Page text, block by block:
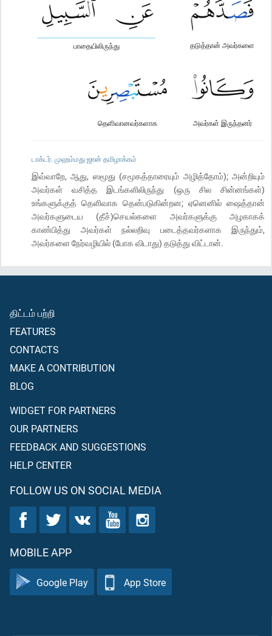
தடுத்தான் அவர்களை
பாதையிலிருந்து
அவர்கள் இருந்தனர்
தெளிவானவர்களாக
டாக்டர். முஹம்மது ஜான் தமிழாக்கம்
இவ்வாறே, ஆது, ஸமூது (சமூகத்தாரையும் அழித்தோம்); அன்றியும்
அவர்கள் வசித்த இடங்களிலிருந்து (ஒரு சில சின்னங்கள்)
உங்களுக்குத் தெளிவாக தென்படுகின்றன; ஏனெனில் ஷைத்தான்
அவர்களுடைய (தீச்)செயல்களை அவர்களுக்கு அழகாகக்
காண்பித்து அவர்கள் நல்லறிவு படைத்தவர்களாக இருந்தும்,
அவர்களை நேர்வழியில் (போக விடாது) தடுத்து விட்டான்.
திட்டம் பற்றி
FEATURES
CONTACTS
MAKE A CONTRIBUTION
BLOG
WIDGET FOR PARTNERS
OUR PARTNERS
FEEDBACK AND SUGGESTIONS
HELP CENTER
FOLLOW US ON SOCIAL MEDIA
MOBILE APP
Google Play App Store